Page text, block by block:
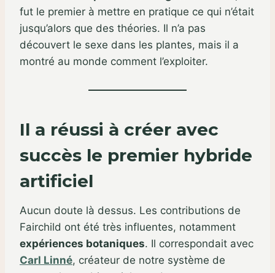
fut le premier à mettre en pratique ce qui n’était
jusqu’alors que des théories. Il n’a pas
découvert le sexe dans les plantes, mais il a
montré au monde comment l’exploiter.
Il a réussi à créer avec
succès le premier hybride
artificiel
Aucun doute là dessus. Les contributions de
Fairchild ont été très influentes, notamment
expériences botaniques. Il correspondait avec
Carl Linné, créateur de notre système de